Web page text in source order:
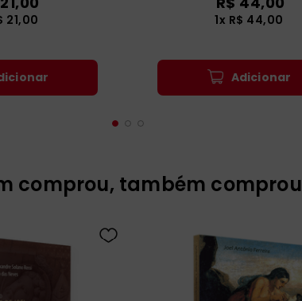
21,00 1x R$ 44,00
Adicionar
comprou, também comprou